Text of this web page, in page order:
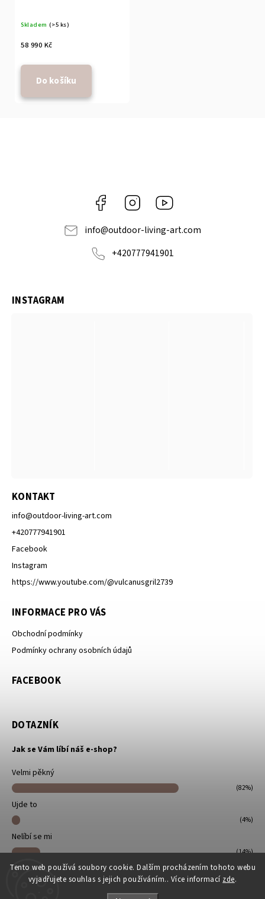
Tento web používá soubory cookie. Dalším procházením tohoto webu
vyjadřujete souhlas s jejich používáním.. Více informací zde.
Skladem (>5 ks)
58 990 Kč
Do košíku
Facebook Instagram
info@outdoor-living-art.com
+420777941901
KONTAKT
info@outdoor-living-art.com
+420777941901
Facebook
Instagram
https://www.youtube.com/@vulcanusgril2739
INFORMACE PRO VÁS
Obchodní podmínky
Podmínky ochrany osobních údajů
FACEBOOK
DOTAZNÍK
Jak se Vám líbí náš e-shop?
Velmi pěkný
(82%)
Ujde to
(4%)
Nelíbí se mi
(14%)
Počet hlasů:22
INSTAGRAM